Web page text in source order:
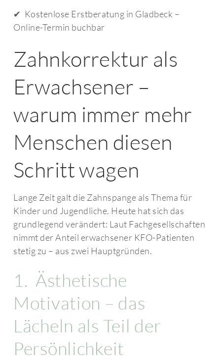
✔ Kostenlose Erstberatung in Gladbeck –
Online-Termin buchbar
Zahnkorrektur als
Erwachsener –
warum immer mehr
Menschen diesen
Schritt wagen
Lange Zeit galt die Zahnspange als Thema für
Kinder und Jugendliche. Heute hat sich das
grundlegend verändert: Laut Fachgesellschaften
nimmt der Anteil erwachsener KFO-Patienten
stetig zu – aus zwei Hauptgründen.
1. Ästhetische
Motivation – das
Lächeln als Teil der
Persönlichkeit